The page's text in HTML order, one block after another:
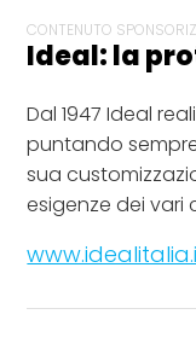
CONTENUTO
Ideal: la
Dal 1947 Ideal
puntando
sua
esigenze dei vari